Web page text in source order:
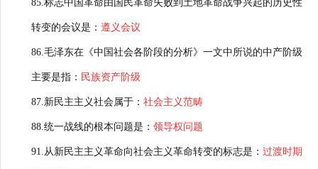
85.标志中国革命由国民革命失败到土地革命战争兴起的历史性
转变的会议是： 遵义会议
86.毛泽东在《中国社会各阶段的分析》一文中所说的中产阶级
主要是指： 民族资产阶级
87.新民主主义社会属于： 社会主义范畴
88.统一战线的根本问题是： 领导权问题
91.从新民主主义革命向社会主义革命转变的标志是： 过渡时期